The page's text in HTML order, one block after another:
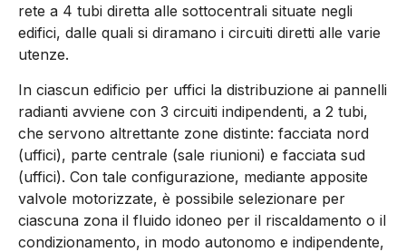
rete a 4 tubi diretta alle sottocentrali situate negli
edifici, dalle quali si diramano i circuiti diretti alle varie
utenze.
In ciascun edificio per uffici la distribuzione ai pannelli
radianti avviene con 3 circuiti indipendenti, a 2 tubi,
che servono altrettante zone distinte: facciata nord
(uffici), parte centrale (sale riunioni) e facciata sud
(uffici). Con tale configurazione, mediante apposite
valvole motorizzate, è possibile selezionare per
ciascuna zona il fluido idoneo per il riscaldamento o il
condizionamento, in modo autonomo e indipendente,